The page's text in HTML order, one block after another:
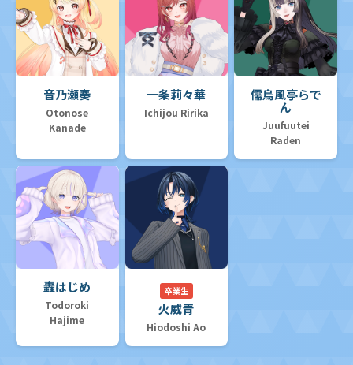
音乃瀬奏
Otonose
Kanade
一条莉々華
Ichijou Ririka
儒烏風亭らで
ん
Juufuutei
Raden
轟はじめ
Todoroki
Hajime
卒業生
火威青
Hiodoshi Ao